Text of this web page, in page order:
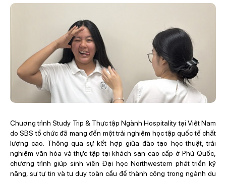
Chương trình Study Trip & Thực tập Ngành Hospitality tại Việt Nam
do SBS tổ chức đã mang đến một trải nghiệm học tập quốc tế chất
lượng cao. Thông qua sự kết hợp giữa đào tạo học thuật, trải
nghiệm văn hóa và thực tập tại khách sạn cao cấp ở Phú Quốc,
chương trình giúp sinh viên Đại học Northwestern phát triển kỹ
năng, sự tự tin và tư duy toàn cầu để thành công trong ngành du